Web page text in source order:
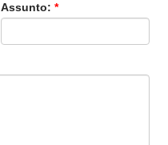
Assunto: *